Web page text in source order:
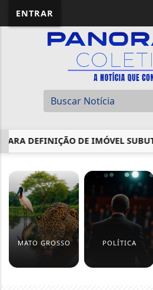
ENTRAR
DEFINIÇÃO DE IMÓVEL
MATO GROSSO POLÍTICA